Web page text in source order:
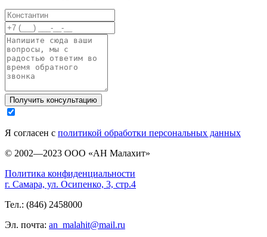
Я согласен с политикой обработки персональных данных
© 2002—2023 ООО «АН Малахит»
Политика конфиденциальности
г. Самара, ул. Осипенко, 3, стр.4
Тел.: (846) 2458000
Эл. почта: an_malahit@mail.ru